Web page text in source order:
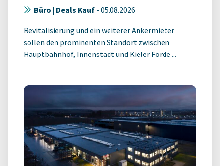
Büro | Deals Kauf - 05.08.2026
Revitalisierung und ein weiterer Ankermieter
sollen den prominenten Standort zwischen
Hauptbahnhof, Innenstadt und Kieler Förde ...